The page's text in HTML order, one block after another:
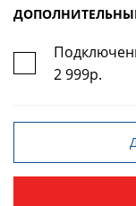
2 999р.